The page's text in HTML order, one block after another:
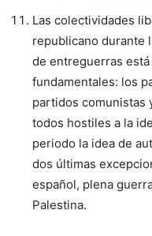
Las colectividades
republicano durante
de entreguerras
fundamentales: los
partidos comunistas
todos hostiles a la
periodo la idea de
dos últimas
español, plena
Palestina.